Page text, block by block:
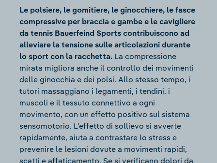
Le polsiere, le gomitiere, le ginocchiere, le fasce
compressive per braccia e gambe e le cavigliere
da tennis Bauerfeind Sports contribuiscono ad
alleviare la tensione sulle articolazioni durante
lo sport con la racchetta. La compressione
mirata migliora anche il controllo dei movimenti
delle ginocchia e dei polsi. Allo stesso tempo, i
tutori massaggiano i legamenti, i tendini, i
muscoli e il tessuto connettivo a ogni
movimento, con un effetto positivo sul sistema
sensomotorio. L'effetto di sollievo si avverte
rapidamente, aiuta a contrastare lo stress e
prevenire le lesioni dovute a movimenti rapidi,
scatti e affaticamento. Se si verificano dolori da